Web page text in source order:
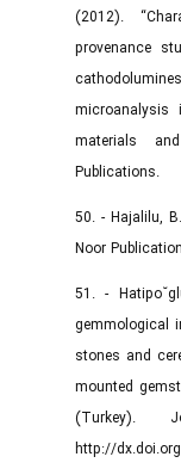
(2012).
provenance
materials
Publications.‌
50. - Hajalilu,
Noor
51. -
stones and
mounted
(Turkey).
http://